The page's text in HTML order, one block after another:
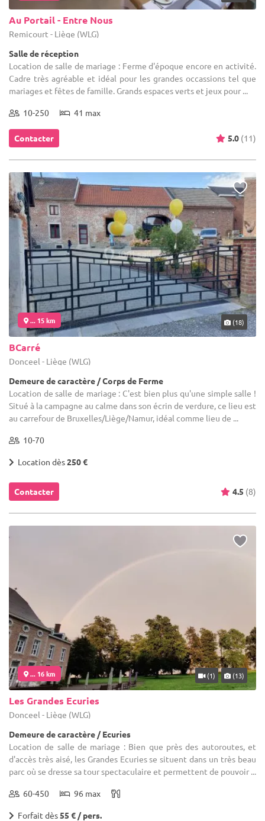
Au Portail - Entre Nous
Remicourt - Liège (WLG)
Salle de réception
Location de salle de mariage : Ferme d'époque encore en activité.
Cadre très agréable et idéal pour les grandes occassions tel que
mariages et fêtes de famille. Grands espaces verts et jeux pour ...
10-250 41 max
Contacter 5.0 (11)
... 15 km (18)
BCarré
Donceel - Liège (WLG)
Demeure de caractère / Corps de Ferme
Location de salle de mariage : C'est bien plus qu'une simple salle !
Situé à la campagne au calme dans son écrin de verdure, ce lieu est
au carrefour de Bruxelles/Liège/Namur, idéal comme lieu de ...
10-70
Location dès250 €
Contacter 4.5 (8)
... 16 km (1) (13)
Les Grandes Ecuries
Donceel - Liège (WLG)
Demeure de caractère / Ecuries
Location de salle de mariage : Bien que près des autoroutes, et
d'accès très aisé, les Grandes Ecuries se situent dans un très beau
parc où se dresse sa tour spectaculaire et permettent de pouvoir ...
60-450 96 max
Forfait dès55 € / pers.